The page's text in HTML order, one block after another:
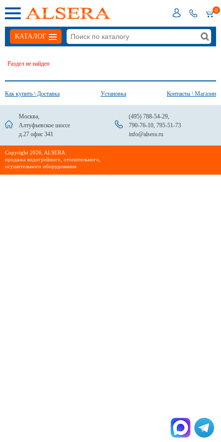
0
КАТАЛОГ
Раздел не найден
Как купить \ Доставка Установка Контакты \ Магазин
Москва,
Алтуфьевское шоссе
д.27 офис 341
(495) 788-54-29,
790-76-10, 795-51-73
info@alsera.ru
Сopyright 2026, ALSERA:
продажа водогрейного, отопительного,
осушительного оборудования